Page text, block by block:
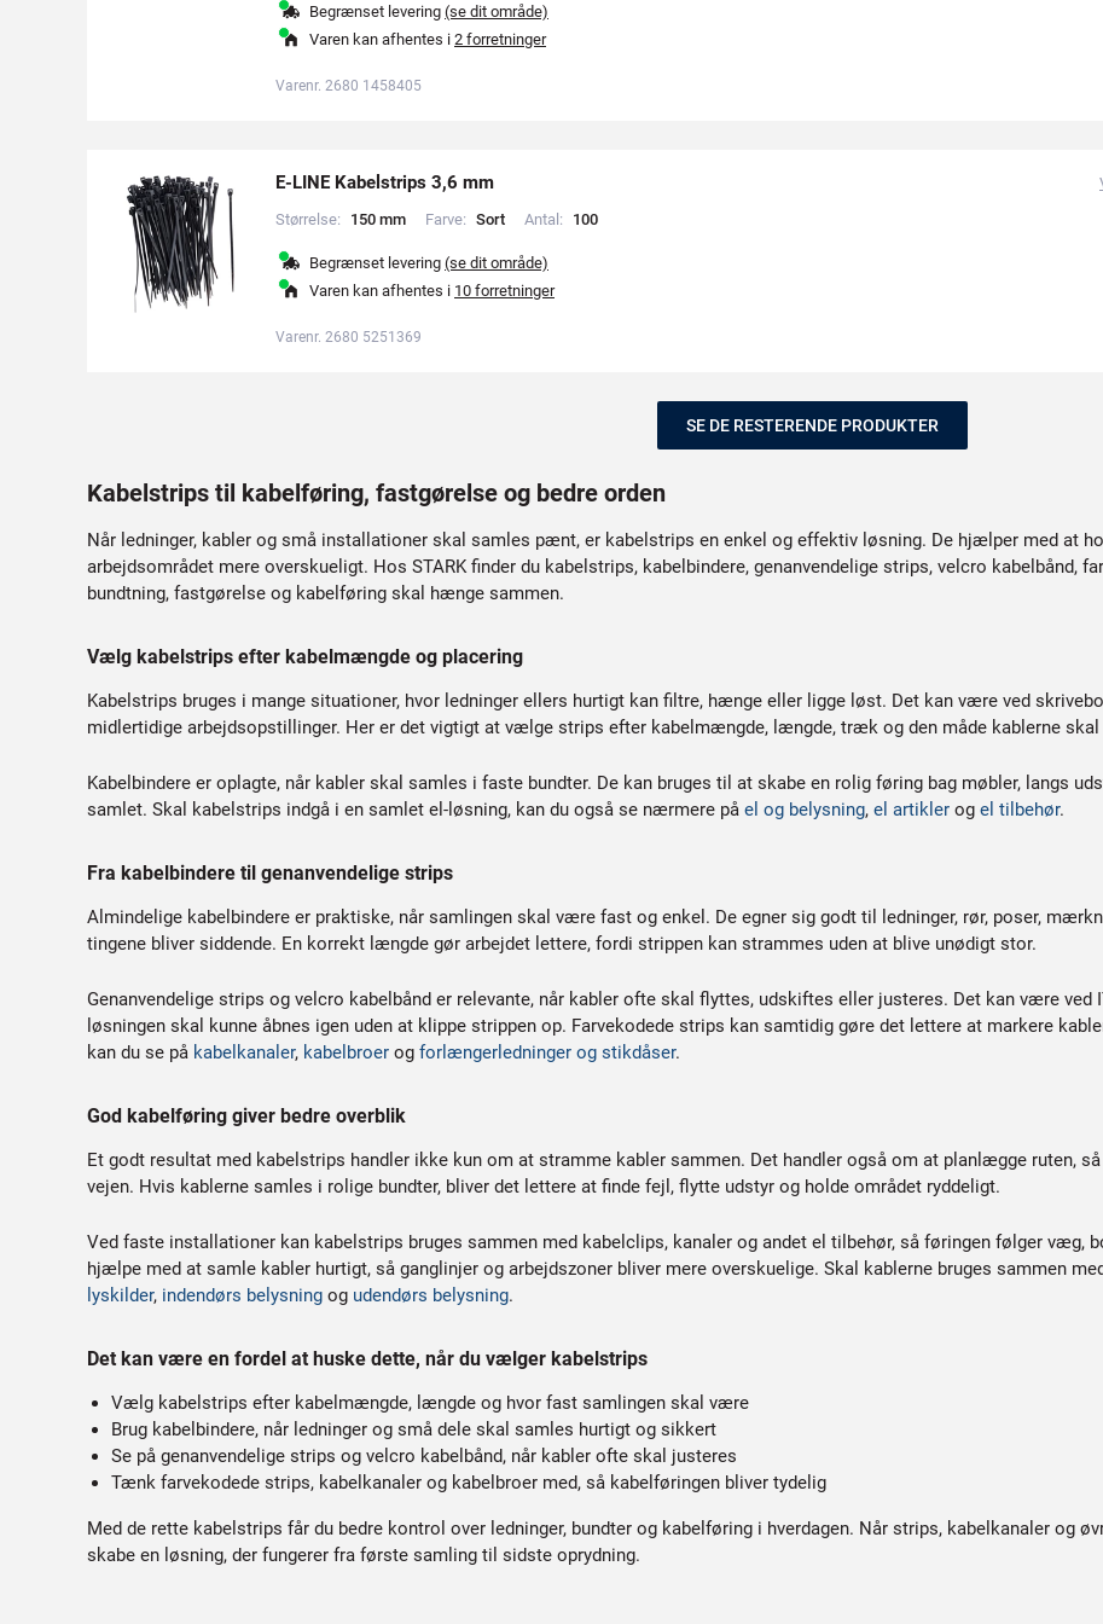
Begrænset levering (se dit område)
Varen kan afhentes i 2 forretninger
Varenr. 2680 1458405
E-LINE Kabelstrips 3,6 mm
Størrelse:
1 50 mm Farve: Sort Antal: 100
Begrænset levering (se dit område)
Varen kan afhentes i 10 forretninger
Varenr. 2680 5251369
SE DE RESTERENDE PRODUKTER
Kabelstrips til kabelføring, fastgørelse og bedre orden
Når ledninger, kabler og små installationer skal samles pænt, er kabelstrips en enkel og effektiv løsning. De hjælper med at
arbejdsområdet mere overskueligt. Hos STARK finder du kabelstrips, kabelbindere, genanvendelige strips, velcro kabelbånd,
bundtning, fastgørelse og kabelføring skal hænge sammen.
Vælg kabelstrips efter kabelmængde og placering
Kabelstrips bruges i mange situationer, hvor ledninger ellers hurtigt kan filtre, hænge eller ligge løst. Det kan være ved
midlertidige arbejdsopstillinger. Her er det vigtigt at vælge strips efter kabelmængde, længde, træk og den måde kablerne skal
Kabelbindere er oplagte, når kabler skal samles i faste bundter. De kan bruges til at skabe en rolig føring bag møbler, langs
samlet. Skal kabelstrips indgå i en samlet el-løsning, kan du også se nærmere på el og belysning, el artikler og el tilbehør.
Fra kabelbindere til genanvendelige strips
Almindelige kabelbindere er praktiske, når samlingen skal være fast og enkel. De egner sig godt til ledninger, rør, poser,
tingene bliver siddende. En korrekt længde gør arbejdet lettere, fordi strippen kan strammes uden at blive unødigt stor.
Genanvendelige strips og velcro kabelbånd er relevante, når kabler ofte skal flyttes, udskiftes eller justeres. Det kan være ved
løsningen skal kunne åbnes igen uden at klippe strippen op. Farvekodede strips kan samtidig gøre det lettere at markere
kan du se på kabelkanaler, kabelbroer og forlængerledninger og stikdåser.
God kabelføring giver bedre overblik
Et godt resultat med kabelstrips handler ikke kun om at stramme kabler sammen. Det handler også om at planlægge ruten,
vejen. Hvis kablerne samles i rolige bundter, bliver det lettere at finde fejl, flytte udstyr og holde området ryddeligt.
Ved faste installationer kan kabelstrips bruges sammen med kabelclips, kanaler og andet el tilbehør, så føringen følger væg,
hjælpe med at samle kabler hurtigt, så ganglinjer og arbejdszoner bliver mere overskuelige. Skal kablerne bruges sammen
lyskilder, indendørs belysning og udendørs belysning.
Det kan være en fordel at huske dette, når du vælger kabelstrips
Vælg kabelstrips efter kabelmængde, længde og hvor fast samlingen skal være
Brug kabelbindere, når ledninger og små dele skal samles hurtigt og sikkert
Se på genanvendelige strips og velcro kabelbånd, når kabler ofte skal justeres
Tænk farvekodede strips, kabelkanaler og kabelbroer med, så kabelføringen bliver tydelig
Med de rette kabelstrips får du bedre kontrol over ledninger, bundter og kabelføring i hverdagen. Når strips, kabelkanaler og
skabe en løsning, der fungerer fra første samling til sidste oprydning.